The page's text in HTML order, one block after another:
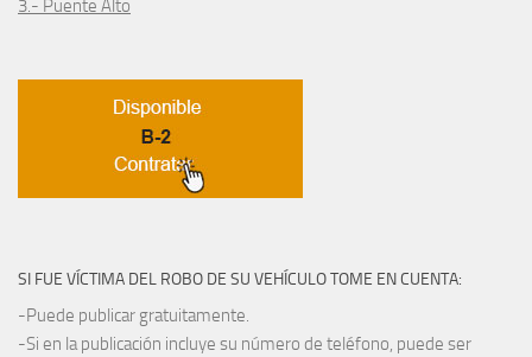
3.- Puente Alto
SI FUE VÍCTIMA DEL ROBO DE SU VEHÍCULO TOME EN CUENTA:
-Puede publicar gratuitamente.
-Si en la publicación incluye su número de teléfono, puede ser